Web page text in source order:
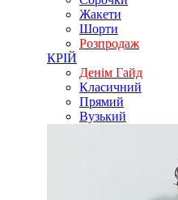
Жакети
Шорти
Розпродаж
КРІЙ
Денім Гайд
Класичний
Прямий
Вузький